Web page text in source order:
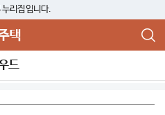
누리집입니다.
택
드